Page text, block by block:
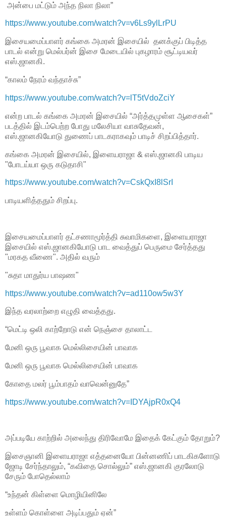
அன்பை மட்டும் அந்த நிலா நிலா”
https://www.youtube.com/watch?v=v6Ls9ylLrPU
இசையமைப்பாளர் கங்கை அமரன் இசையில் தனக்குப் பிடித்த
பாடல் என்று மெல்பர்ன் இசை மேடையில் புகழாரம் சூட்டியவர்
எஸ்.ஜானகி.
“காலம் நேரம் வந்தாச்சு”
https://www.youtube.com/watch?v=lT5tVdoZciY
என்ற பாடல் கங்கை அமரன் இசையில் “அர்த்தமுள்ள ஆசைகள்”
படத்தில் இடம்பெற்ற போது மலேசியா வாசுதேவன்,
எஸ்.ஜானகியோடு துணைப் பாடகராகவும் பாடிச் சிறப்பித்தார்.
கங்கை அமரன் இசையில், இளையராஜா & எஸ்.ஜானகி பாடிய
"போடய்யா ஒரு கடுதாசி"
https://www.youtube.com/watch?v=CskQxI8lSrI
பாடியளித்ததும் சிறப்பு.
இசையமைப்பாளர் தட்சணாமூர்த்தி சுவாமிகளை, இளையராஜா
இசையில் எஸ்.ஜானகியோடு பாட வைத்துப் பெருமை சேர்த்தது
"மரகத வீணை". அதில் வரும்
"சுதா மாதுர்ய பாஷண"
https://www.youtube.com/watch?v=ad110ow5w3Y
இந்த வரலாற்றை எழுதி வைத்தது.
“மெட்டி ஒலி காற்றோடு என் நெஞ்சை தாலாட்ட
மேனி ஒரு பூவாக மெல்லிசையின் பாவாக
மேனி ஒரு பூவாக மெல்லிசையின் பாவாக
கோதை மலர் பூம்பாதம் வாவென்னுதே”
https://www.youtube.com/watch?v=IDYAjpR0xQ4
அப்படியே காற்றில் அலைந்து திரிவோமே இதைக் கேட்கும் தோறும்?
இசைஞானி இளையராஜா எத்தனையோ பின்னணிப் பாடகிகளோடு
ஜோடி சேர்ந்தாலும், “கவிதை சொல்லும்” எஸ்.ஜானகி குரலோடு
சேரும் போதெல்லாம்
“உந்தன் கிள்ளை மொழியினிலே
உள்ளம் கொள்ளை அடிப்பதும் ஏன்”